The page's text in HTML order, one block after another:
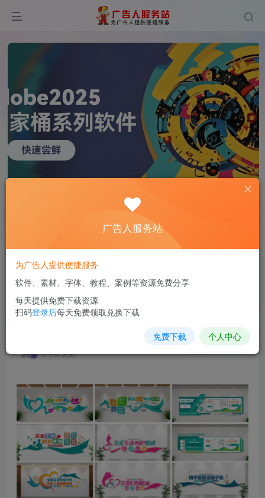
医院文化墙楼层导视医生医师介绍宣传栏形象背景源文
件设计素材
首页 软件插件 正文
2年前更新
关注 私信
广告人服务站
为广告人提供便捷服务
软件、素材、字体、教程、案例等资源免费分享
每天提供免费下载资源
扫码登录后每天免费领取兑换下载
免费下载 个人中心